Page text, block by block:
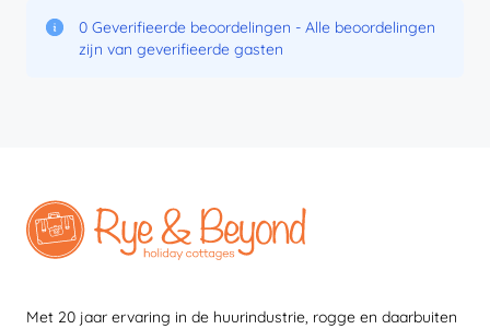
0 Geverifieerde beoordelingen - Alle beoordelingen
zijn van geverifieerde gasten
Met 20 jaar ervaring in de huurindustrie, rogge en daarbuiten